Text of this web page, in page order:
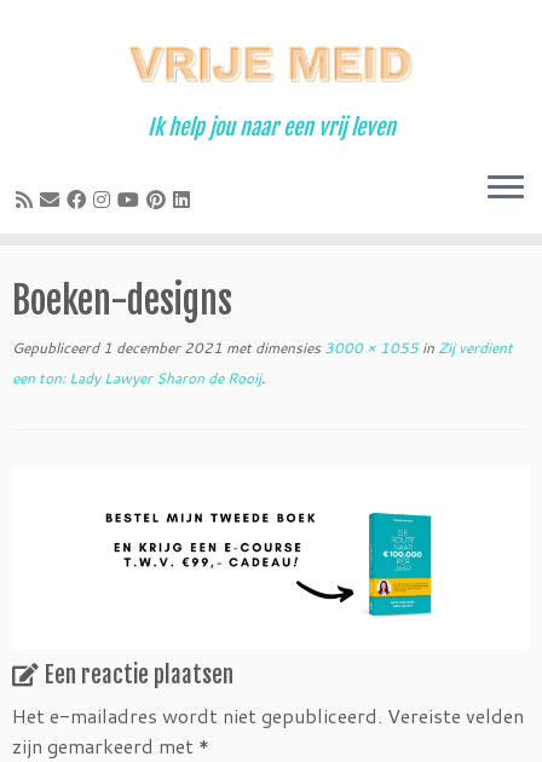
Ik help jou naar een vrij leven
Boeken-designs
Gepubliceerd 1 december 2021 met dimensies 3000 × 1055in Zij verdient
een ton: Lady Lawyer Sharon de Rooij.
Een reactie plaatsen
Het e-mailadres wordt niet gepubliceerd. Vereiste velden
zijn gemarkeerd met *